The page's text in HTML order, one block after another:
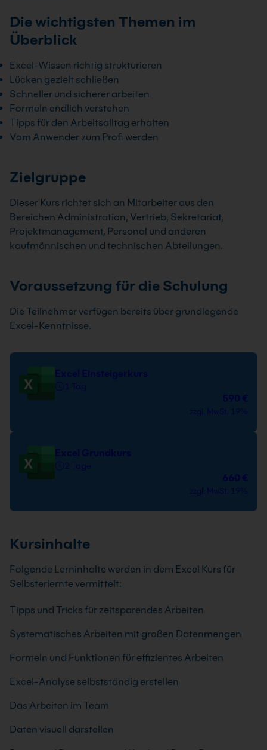
Die wichtigsten Themen im
Überblick
Excel-Wissen richtig strukturieren
Lücken gezielt schließen
Schneller und sicherer arbeiten
Formeln endlich verstehen
Tipps für den Arbeitsalltag erhalten
Vom Anwender zum Profi werden
Zielgruppe
Dieser Kurs richtet sich an Mitarbeiter aus den
Bereichen Administration, Vertrieb, Sekretariat,
Projektmanagement, Personal und anderen
kaufmännischen und technischen Abteilungen.
Voraussetzung für die Schulung
Die Teilnehmer verfügen bereits über grundlegende
Excel-Kenntnisse.
Kursinhalte
Folgende Lerninhalte werden in dem Excel Kurs für
Selbsterlernte vermittelt:
Tipps und Tricks für zeitsparendes Arbeiten
Systematisches Arbeiten mit großen Datenmengen
Formeln und Funktionen für effizientes Arbeiten
Excel-Analyse selbstständig erstellen
Das Arbeiten im Team
Daten visuell darstellen